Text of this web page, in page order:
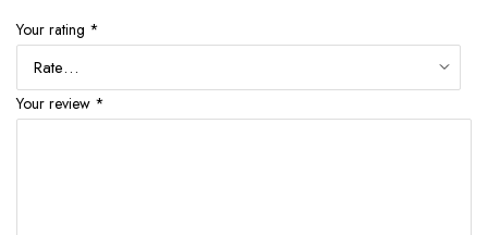
Your rating *
Your review *